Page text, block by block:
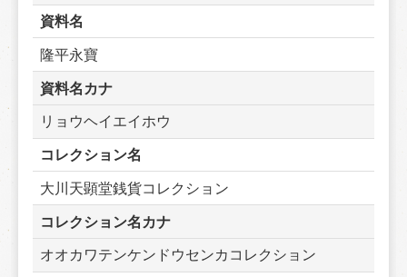
資料名
隆平永寶
資料名カナ
リョウヘイエイホウ
コレクション名
大川天顕堂銭貨コレクション
コレクション名カナ
オオカワテンケンドウセンカコレクション